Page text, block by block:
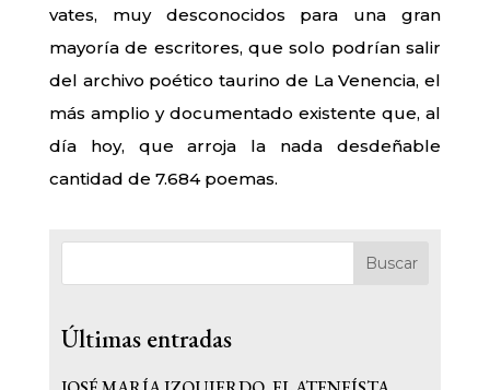
vates, muy desconocidos para una gran
mayoría de escritores, que solo podrían salir
del archivo poético taurino de La Venencia, el
más amplio y documentado existente que, al
día hoy, que arroja la nada desdeñable
cantidad de 7.684 poemas.
Buscar
Últimas entradas